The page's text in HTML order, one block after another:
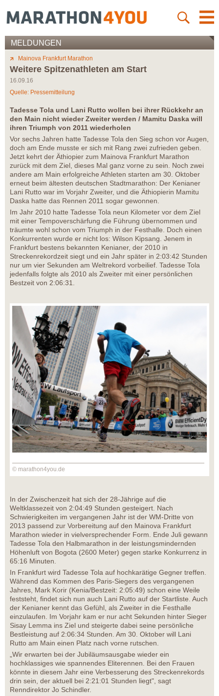
MELDUNGEN
Mainova Frankfurt Marathon
Weitere Spitzenathleten am Start
16.09.16
Quelle: Pressemitteilung
Tadesse Tola und Lani Rutto wollen bei ihrer Rückkehr an
den Main nicht wieder Zweiter werden / Mamitu Daska will
ihren Triumph von 2011 wiederholen
Vor sechs Jahren hatte Tadesse Tola den Sieg schon vor Augen,
doch am Ende musste er sich mit Rang zwei zufrieden geben.
Jetzt kehrt der Äthiopier zum Mainova Frankfurt Marathon
zurück mit dem Ziel, dieses Mal ganz vorne zu sein. Noch zwei
andere am Main erfolgreiche Athleten starten am 30. Oktober
erneut beim ältesten deutschen Stadtmarathon: Der Kenianer
Lani Rutto war im Vorjahr Zweiter, und die Äthiopierin Mamitu
Daska hatte das Rennen 2011 sogar gewonnen.
Im Jahr 2010 hatte Tadesse Tola neun Kilometer vor dem Ziel
mit einer Tempoverschärfung die Führung übernommen und
träumte wohl schon vom Triumph in der Festhalle. Doch einen
Konkurrenten wurde er nicht los: Wilson Kipsang. Jenem in
Frankfurt bestens bekannten Kenianer, der 2010 in
Streckenrekordzeit siegt und ein Jahr später in 2:03:42 Stunden
nur um vier Sekunden am Weltrekord vorbeilief. Tadesse Tola
jedenfalls folgte als 2010 als Zweiter mit einer persönlichen
Bestzeit von 2:06:31.
© marathon4you.de
In der Zwischenzeit hat sich der 28-Jährige auf die
Weltklassezeit von 2:04:49 Stunden gesteigert. Nach
Schwierigkeiten im vergangenen Jahr ist der WM-Dritte von
2013 passend zur Vorbereitung auf den Mainova Frankfurt
Marathon wieder in vielversprechender Form. Ende Juli gewann
Tadesse Tola den Halbmarathon in der leistungsmindernden
Höhenluft von Bogota (2600 Meter) gegen starke Konkurrenz in
65:16 Minuten.
In Frankfurt wird Tadesse Tola auf hochkarätige Gegner treffen.
Während das Kommen des Paris-Siegers des vergangenen
Jahres, Mark Korir (Kenia/Bestzeit: 2:05:49) schon eine Weile
feststeht, findet sich nun auch Lani Rutto auf der Startliste. Auch
der Kenianer kennt das Gefühl, als Zweiter in die Festhalle
einzulaufen. Im Vorjahr kam er nur acht Sekunden hinter Sieger
Sisay Lemma ins Ziel und steigerte dabei seine persönliche
Bestleistung auf 2:06:34 Stunden. Am 30. Oktober will Lani
Rutto am Main einen Platz nach vorne rutschen.
„Wir erwarten bei der Jubiläumsausgabe wieder ein
hochklassiges wie spannendes Eliterennen. Bei den Frauen
könnte in diesem Jahr eine Verbesserung des Streckenrekords
drin sein, der aktuell bei 2:21:01 Stunden liegt", sagt
Renndirektor Jo Schindler.